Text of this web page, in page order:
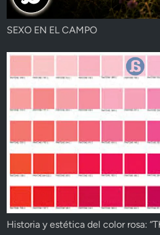
SEXO EN EL CAMPO
Historia y estética del color rosa: